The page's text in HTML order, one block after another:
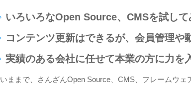
いろいろなOpen Source、CMSを試し
コンテンツ更新はできるが、会員管理
実績のある会社に任せて本業の方に力を
いままで、さんざんOpen Source、CMS、フレームウェ